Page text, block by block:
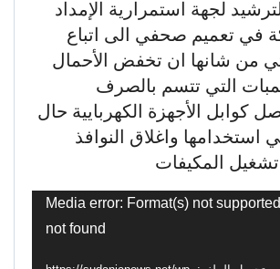
لجهة استمرارية الإمداد
في تعميم صحفي الى اتباع
من شانها ان تخفض الأحمال
التي تتسم بالصرف
كوابل الأجهزة الكهربايية حال
استخدامها واغلاق النوافذ
تشغيل المكيفات
Media error: Format(s) not
not found